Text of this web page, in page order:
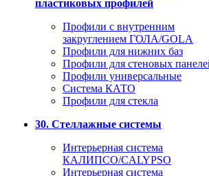
пластиковых профилей
Профили с внутренним
закруглением ГОЛА/GOLA
Профили для нижних баз
Профили для стеновых
Профили универсальные
Система КАТО
Профили для стекла
30. Стеллажные системы
Интерьерная система
КАЛИПСО/CALYPSO
Интерьерная система